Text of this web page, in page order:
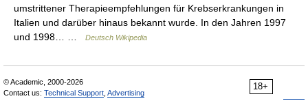
umstrittener Therapieempfehlungen für Krebserkrankungen in
Italien und darüber hinaus bekannt wurde. In den Jahren 1997
und 1998… …
Deutsch Wikipedia
18+
© Academic, 2000-2026
Contact us: Technical Support Advertising